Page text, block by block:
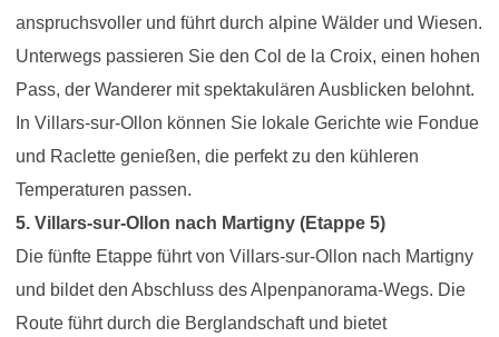
anspruchsvoller und führt durch alpine Wälder und Wiesen.
Unterwegs passieren Sie den Col de la Croix, einen hohen
Pass, der Wanderer mit spektakulären Ausblicken belohnt.
In Villars-sur-Ollon können Sie lokale Gerichte wie Fondue
und Raclette genießen, die perfekt zu den kühleren
Temperaturen passen.
5. Villars-sur-Ollon nach Martigny (Etappe 5)
Die fünfte Etappe führt von Villars-sur-Ollon nach Martigny
und bildet den Abschluss des Alpenpanorama-Wegs. Die
Route führt durch die Berglandschaft und bietet